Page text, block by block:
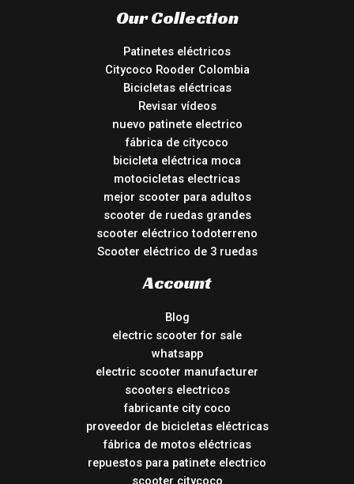
Our Collection
Patinetes eléctricos
Citycoco Rooder Colombia
Bicicletas eléctricas
Revisar vídeos
nuevo patinete electrico
fábrica de citycoco
bicicleta eléctrica moca
motocicletas electricas
mejor scooter para adultos
scooter de ruedas grandes
scooter eléctrico todoterreno
Scooter eléctrico de 3 ruedas
Account
Blog
electric scooter for sale
whatsapp
electric scooter manufacturer
scooters electricos
fabricante city coco
proveedor de bicicletas eléctricas
fábrica de motos eléctricas
repuestos para patinete electrico